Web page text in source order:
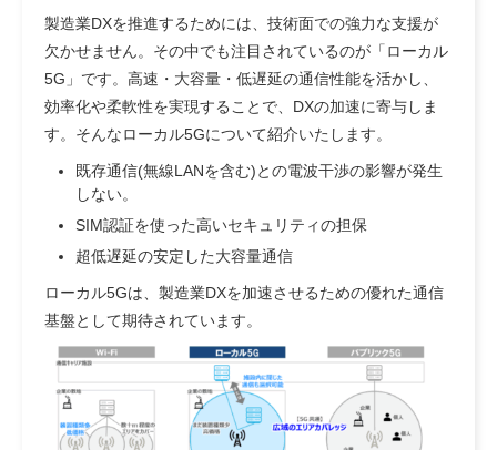
製造業DXを推進するためには、技術面での強力な支援が
欠かせません。その中でも注目されているのが「ローカル
5G」です。高速・大容量・低遅延の通信性能を活かし、
効率化や柔軟性を実現することで、DXの加速に寄与しま
す。そんなローカル5Gについて紹介いたします。
既存通信(無線LANを含む)との電波干渉の影響が発生
しない。
SIM認証を使った高いセキュリティの担保
超低遅延の安定した大容量通信
ローカル5Gは、製造業DXを加速させるための優れた通信
基盤として期待されています。